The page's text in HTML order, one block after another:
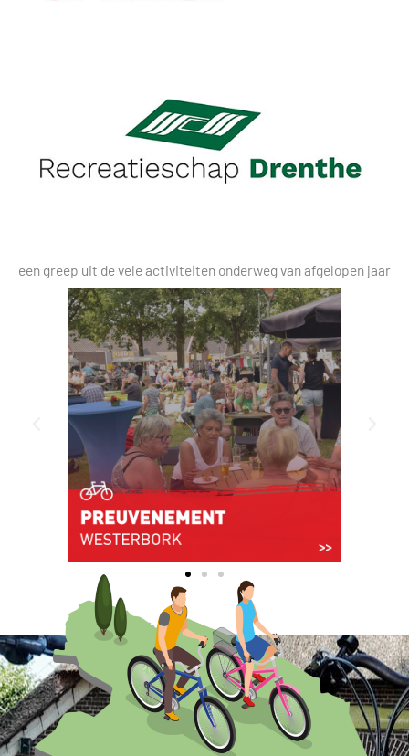
een greep uit de vele activiteiten onderweg van afgelopen jaar